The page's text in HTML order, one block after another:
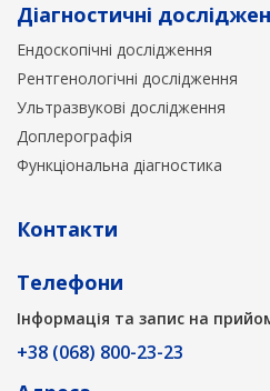
Діагностичні
Ендоскопічні дослідження
Рентгенологічні дослідження
Ультразвукові дослідження
Доплерографія
Функціональна діагностика
Контакти
Телефони
Інформація та запис на
+38 (068) 800-23-23